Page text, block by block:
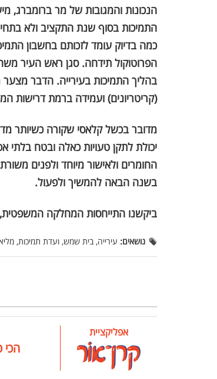
הנכונות והמגובות של מר ברומברג,
התמיכות בסוף שנת התקציב ולא
כמה בדיוק עומד לזכותם בחשבון
הפרוטוקול תידחה. סגן ראש העיר
בהליך התמיכות בעירייה. הדבר
(קריטריונים) ועמידה ברמת דרישות
מדובר בכשל קלאסי שקורה כשיותר
יכולת לתקן טעויות כאלה ובטח בלתי
החומרים ולאישור מיוחד ולפנים
בשנה הבאה להמשיך ולפעול.
ביקשנו התייחסות המחלקה
נושאים: עירייה, בית שמש, ועדת תמיכות,
אפליקציית
הכי